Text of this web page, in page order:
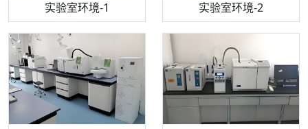
实验室环境-1 实验室环境-2
机构质检技术员-1 机构质检技术员-2
步入式恒温恒湿试验箱 电感耦合等离子体光谱仪